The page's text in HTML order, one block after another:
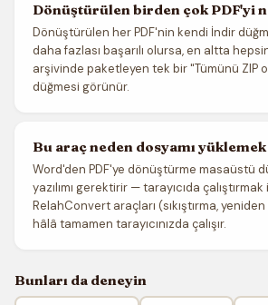
Dönüştürülen birden çok PDF'yi
Dönüştürülen her PDF'nin kendi İndir
daha fazlası başarılı olursa, en altta
arşivinde paketleyen tek bir "Tümünü ZIP
düğmesi görünür.
Bu araç neden dosyamı
Word'den PDF'ye dönüştürme masaüstü
yazılımı gerektirir — tarayıcıda
RelahConvert araçları (sıkıştırma,
hâlâ tamamen tarayıcınızda çalışır.
Bunları da deneyin